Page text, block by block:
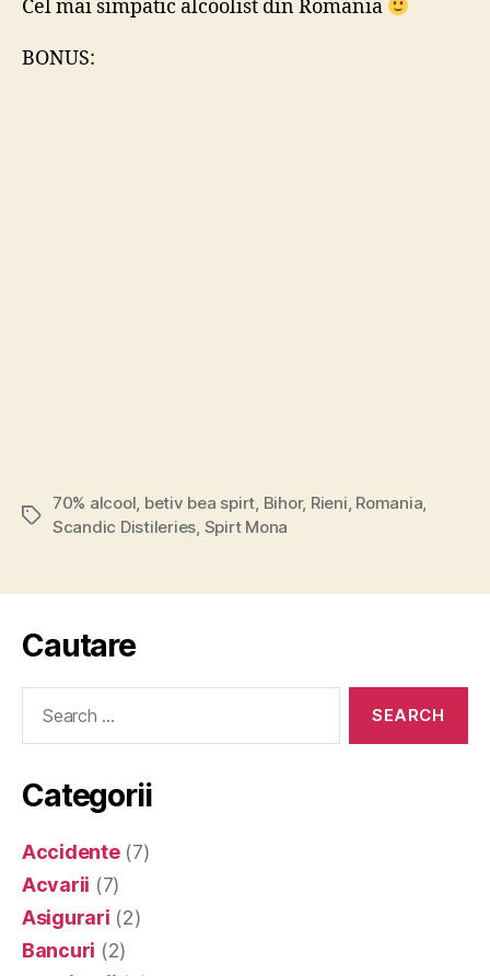
Cel mai simpatic alcoolist din Romania
BONUS:
Tags
70% alcool, betiv bea spirt, Bihor, Rieni, Romania,
Scandic Distileries, Spirt Mona
Cautare
Categorii
Accidente(7)
Acvarii (7)
Asigurari (2)
Bancuri (2)